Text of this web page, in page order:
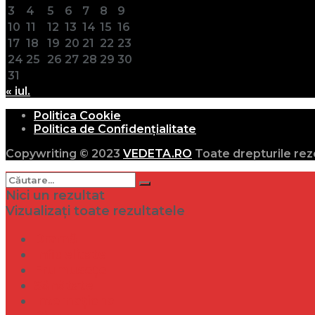
3
4 5 6 7 8
9
10 11 12 13 14 15 16
17 18 19 20 21 22 23
24 25 26 27 28 29 30
31
« iul.
Politica Cookie
Politica de Confidențialitate
Copywriting © 2023 VEDETA.RO Toate drepturile
Nici un rezultat
Vizualizați toate rezultatele